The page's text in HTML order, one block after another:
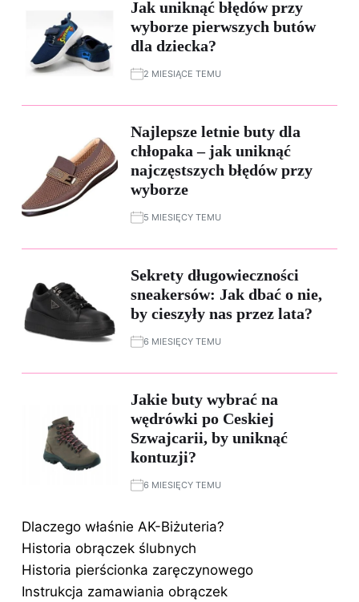
Jak uniknąć błędów przy
wyborze pierwszych butów
dla dziecka?
2 MIESIĄCE TEMU
Najlepsze letnie buty dla
chłopaka – jak uniknąć
najczęstszych błędów przy
wyborze
5 MIESIĘCY TEMU
Sekrety długowieczności
sneakersów: Jak dbać o nie,
by cieszyły nas przez lata?
6 MIESIĘCY TEMU
Jakie buty wybrać na
wędrówki po Ceskiej
Szwajcarii, by uniknąć
kontuzji?
6 MIESIĘCY TEMU
Dlaczego właśnie AK-Biżuteria?
Historia obrączek ślubnych
Historia pierścionka zaręczynowego
Instrukcja zamawiania obrączek